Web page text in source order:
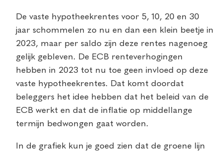
De vaste hypotheekrentes voor 5, 10, 20 en 30
jaar schommelen zo nu en dan een klein beetje in
2023, maar per saldo zijn deze rentes nagenoeg
gelijk gebleven. De ECB renteverhogingen
hebben in 2023 tot nu toe geen invloed op deze
vaste hypotheekrentes. Dat komt doordat
beleggers het idee hebben dat het beleid van de
ECB werkt en dat de inflatie op middellange
termijn bedwongen gaat worden.
In de grafiek kun je goed zien dat de groene lijn